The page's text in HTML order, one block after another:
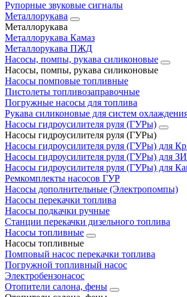
Рупорные звуковые сигналы
Металлорукава
Металлорукава
Металлорукава Камаз
Металлорукава ПЖД
Насосы, помпы, рукава силиконовые
Насосы, помпы, рукава силиконовые
Насосы помповые топливные
Пистолеты топливозаправочные
Погружные насосы для топлива
Рукава силиконовые для систем
Насосы гидроусилителя руля (ГУРы)
Насосы гидроусилителя руля (ГУРы)
Насосы гидроусилителя руля (ГУРы) для
Насосы гидроусилителя руля (ГУРы) для
Насосы гидроусилителя руля (ГУРы) для
Ремкомплекты насосов ГУР
Насосы дополнительные (Электропомпы)
Насосы перекачки топлива
Насосы подкачки ручные
Станции перекачки дизельного топлива
Насосы топливные
Насосы топливные
Помповый насос перекачки топлива
Погружной топливный насос
Электробензонасос
Отопители салона, фены